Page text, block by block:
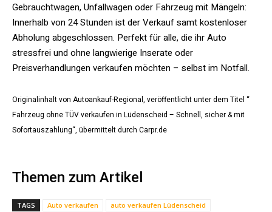
Gebrauchtwagen, Unfallwagen oder Fahrzeug mit Mängeln:
Innerhalb von 24 Stunden ist der Verkauf samt kostenloser
Abholung abgeschlossen. Perfekt für alle, die ihr Auto
stressfrei und ohne langwierige Inserate oder
Preisverhandlungen verkaufen möchten – selbst im Notfall.
Originalinhalt von Autoankauf-Regional, veröffentlicht unter dem Titel “
Fahrzeug ohne TÜV verkaufen in Lüdenscheid – Schnell, sicher & mit
Sofortauszahlung“, übermittelt durch Carpr.de
Themen zum Artikel
TAGS Auto verkaufen
auto verkaufen Lüdenscheid